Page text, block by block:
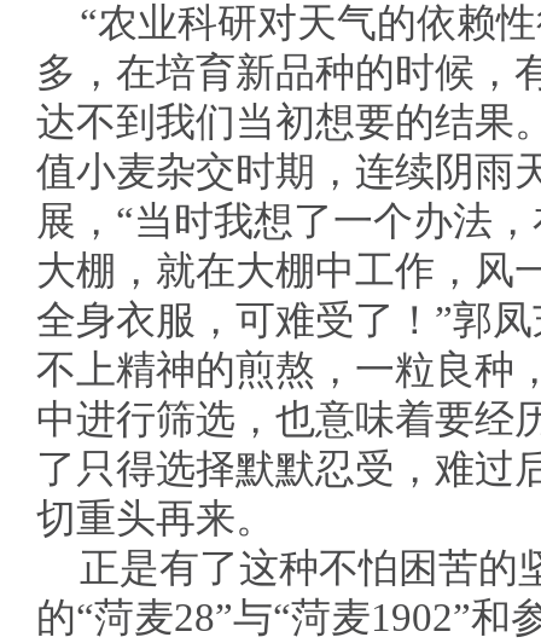
“农业科研对天气的依赖
多，在培育新品种的时候，
达不到我们当初想要的结果
值小麦杂交时期，连续阴雨
展，“当时我想了一个办法
大棚，就在大棚中工作，风
全身衣服，可难受了！”郭
不上精神的煎熬，一粒良种
中进行筛选，也意味着要经
了只得选择默默忍受，难过
切重头再来。
正是有了这种不怕困苦的
的“菏麦28”与“菏麦1902”